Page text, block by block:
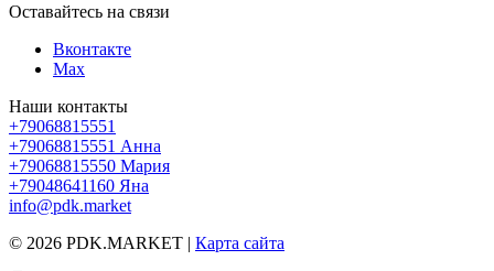
Оставайтесь на связи
Вконтакте
Max
Наши контакты
+79068815551
+79068815551 Анна
+79068815550 Мария
+79048641160 Яна
info@pdk.market
© 2026 PDK.MARKET | Карта сайта